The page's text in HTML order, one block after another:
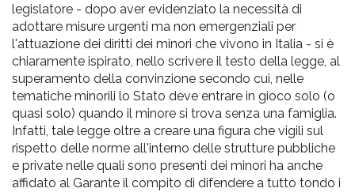
legislatore - dopo aver evidenziato la necessità di
adottare misure urgenti ma non emergenziali per
l'attuazione dei diritti dei minori che vivono in Italia - si è
chiaramente ispirato, nello scrivere il testo della legge, al
superamento della convinzione secondo cui, nelle
tematiche minorili lo Stato deve entrare in gioco solo (o
quasi solo) quando il minore si trova senza una famiglia.
Infatti, tale legge oltre a creare una figura che vigili sul
rispetto delle norme all'interno delle strutture pubbliche
e private nelle quali sono presenti dei minori ha anche
affidato al Garante il compito di difendere a tutto tondo i